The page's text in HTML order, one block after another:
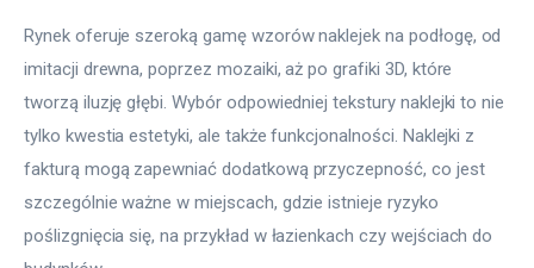
Rynek oferuje szeroką gamę wzorów naklejek na podłogę, od
imitacji drewna, poprzez mozaiki, aż po grafiki 3D, które
tworzą iluzję głębi. Wybór odpowiedniej tekstury naklejki to nie
tylko kwestia estetyki, ale także funkcjonalności. Naklejki z
fakturą mogą zapewniać dodatkową przyczepność, co jest
szczególnie ważne w miejscach, gdzie istnieje ryzyko
poślizgnięcia się, na przykład w łazienkach czy wejściach do